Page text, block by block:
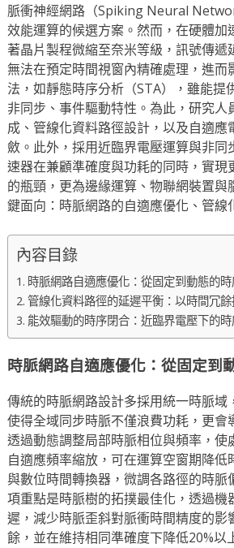
脈衝神經網路（Spiking Neural
效能運算的候選方案。然而，在硬體
著晶片製程微縮至奈米等級，訊號傳
無法在預定時間視窗內精確處理，進
法，如靜態時序分析（STA），雖能
非同步、事件驅動特性。為此，研究
成、管線化資料路徑設計，以及自適
斂。此外，採用近臨界電壓運算與非
速器在兼顧準確度與功耗的同時，實
的瓶頸，更為邊緣運算、物聯網裝置
鍵面向：時脈網路的自適應優化、管
內容目錄
時脈網路自適應優化：從固定到動態的
管線化資料路徑的延遲平衡：以時間冗
能效驅動的時序閉合：近臨界電壓下的
時脈網路自適應優化：從固定到
傳統的時脈網路設計多採用統一時脈
使得全域同步時脈不僅浪費功耗，更
透過動態調整局部時脈相位與頻率，
自適應頻率縮放，可在運算空窗期降
與數位時間轉換器，微調各路徑的時
項重點是時脈樹的拓撲最佳化，透過
遲，減少時脈歪斜對脈衝時間精度的
餘，並在維持相同準確度下降低20%以